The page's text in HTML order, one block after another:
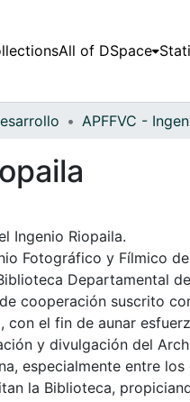
All of DSpace
Ingenio Riopaila.
Fotográfico y Fílmico
Departamental
cooperación suscrito
con el fin de aunar
y divulgación del
especialmente entre
la Biblioteca,